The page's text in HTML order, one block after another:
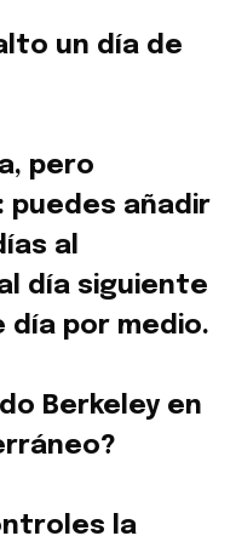
un día de
pero
puedes añadir
al
día siguiente
día por medio.
Berkeley en
la